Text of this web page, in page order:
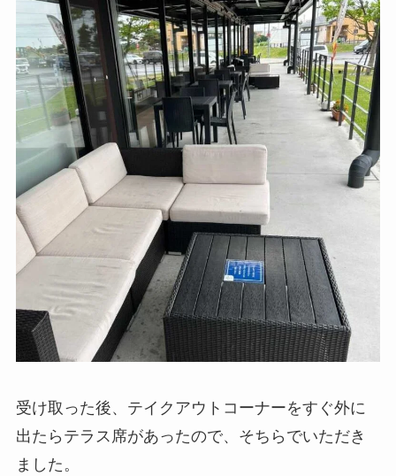
受け取った後、テイクアウトコーナーをすぐ外に
出たらテラス席があったので、そちらでいただき
ました。